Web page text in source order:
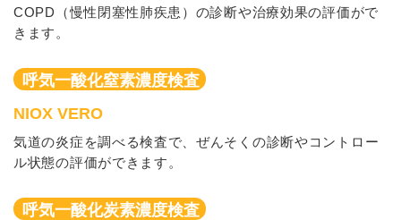
COPD（慢性閉塞性肺疾患）の診断や治療効果の評価がで
きます。
呼気一酸化窒素濃度検査
NIOX VERO
気道の炎症を調べる検査で、ぜんそくの診断やコントロー
ル状態の評価ができます。
呼気一酸化炭素濃度検査